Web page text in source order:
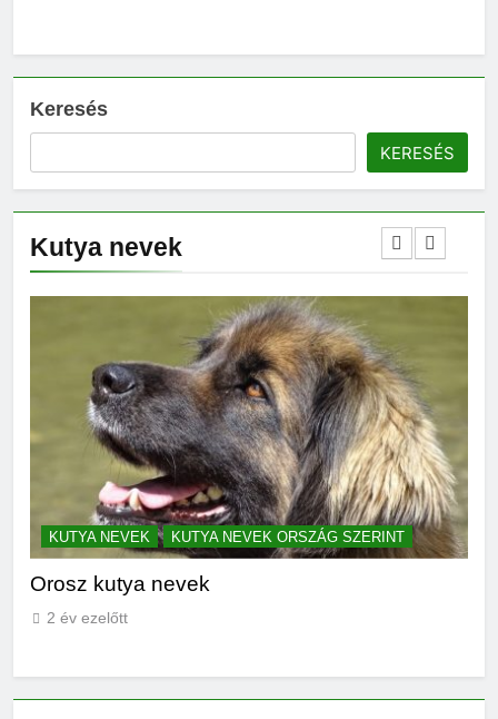
Keresés
KERESÉS
Kutya nevek
KUTYA NEVEK KUTYA NEVEK ORSZÁG SZERINT
Orosz kutya nevek
2 év ezelőtt